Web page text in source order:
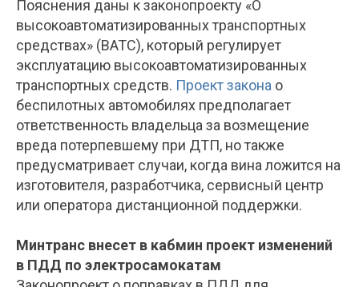
Пояснения даны к законопроекту «О
высокоавтоматизированных транспортных
средствах» (ВАТС), который регулирует
эксплуатацию высокоавтоматизированных
транспортных средств. Проект закона о
беспилотных автомобилях предполагает
ответственность владельца за возмещение
вреда потерпевшему при ДТП, но также
предусматривает случаи, когда вина ложится на
изготовителя, разработчика, сервисный центр
или оператора дистанционной поддержки.
Минтранс внесет в кабмин проект изменений
в ПДД по электросамокатам